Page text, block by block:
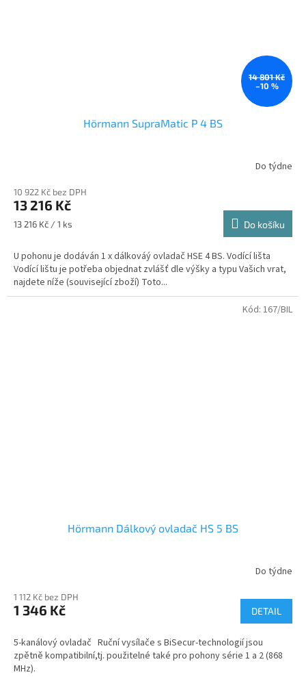
14 801 Kč
–10 %
Hörmann SupraMatic P 4 BS
Do týdne
10 922 Kč bez DPH
13 216 Kč
Měrná
13 216 Kč / 1 ks Do košíku
U pohonu je dodáván 1 x dálkováý ovladač HSE 4 BS. Vodící lišta
Vodící lištu je potřeba objednat zvlášť dle výšky a typu Vašich vrat,
najdete níže (související zboží) Toto...
Hörmann Dálkový ovladač HS 5 BS
Do týdne
1 112 Kč bez DPH
1 346 Kč DETAIL
5-kanálový ovladač Ruční vysílače s BiSecur-technologií jsou
zpětně kompatibilní,tj. použitelné také pro pohony série 1 a 2 (868
MHz).
Kód: 167/BIL